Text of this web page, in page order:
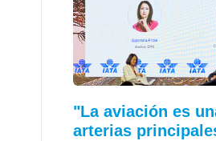
"La aviación es
arterias